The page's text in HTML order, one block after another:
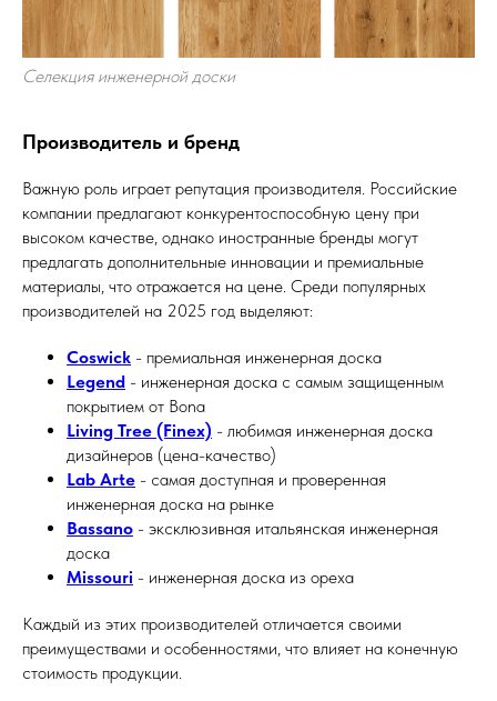
Селекция инженерной доски
Производитель и бренд
Важную роль играет репутация производителя. Российские
компании предлагают конкурентоспособную цену при
высоком качестве, однако иностранные бренды могут
предлагать дополнительные инновации и премиальные
материалы, что отражается на цене. Среди популярных
производителей на 2025 год выделяют:
Coswick - премиальная инженерная доска
Legend - инженерная доска с самым защищенным
покрытием от Bona
Living Tree (Finex) - любимая инженерная доска
дизайнеров (цена-качество)
Lab Arte - самая доступная и проверенная
инженерная доска на рынке
Bassano - эксклюзивная итальянская инженерная
доска
Missouri - инженерная доска из ореха
Каждый из этих производителей отличается своими
преимуществами и особенностями, что влияет на конечную
стоимость продукции.